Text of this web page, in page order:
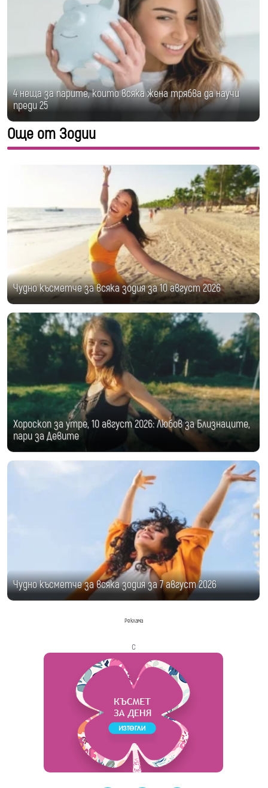
4 неща за парите, които всяка жена трябва да научи
преди 25
Още от Зодии
Чудно късметче за всяка зодия за 10 август 2026
Хороскоп за утре, 10 август 2026: Любов за Близнаците,
пари за Девите
Чудно късметче за всяка зодия за 7 август 2026
Реклама
с